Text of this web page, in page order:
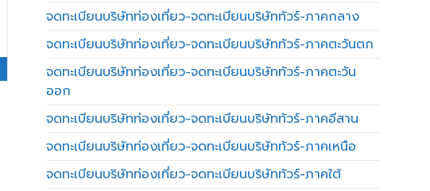
จดทะเบียนบริษัทท่องเที่ยว-จดทะเบียนบริษัททัวร์-ภาคกลาง
จดทะเบียนบริษัทท่องเที่ยว-จดทะเบียนบริษัททัวร์-ภาคตะวันตก
จดทะเบียนบริษัทท่องเที่ยว-จดทะเบียนบริษัททัวร์-ภาคตะวัน
ออก
จดทะเบียนบริษัทท่องเที่ยว-จดทะเบียนบริษัททัวร์-ภาคอีสาน
จดทะเบียนบริษัทท่องเที่ยว-จดทะเบียนบริษัททัวร์-ภาคเหนือ
จดทะเบียนบริษัทท่องเที่ยว-จดทะเบียนบริษัททัวร์-ภาคใต้